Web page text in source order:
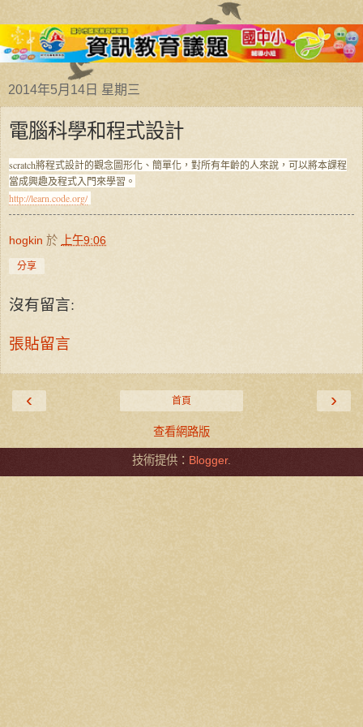
2014年5月14日 星期三
電腦科學和程式設計
scratch將程式設計的觀念圖形化、簡單化，對所有年齡的人來說，可以將本課程
當成興趣及程式入門來學習。
http://learn.code.org/
hogkin 於 上午9:06
分享
沒有留言:
張貼留言
‹ ›
首頁
查看網路版
技術提供： Blogger.